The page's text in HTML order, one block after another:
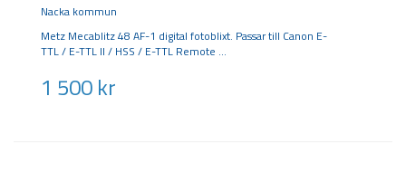
Nacka kommun
Metz Mecablitz 48 AF-1 digital fotoblixt. Passar till Canon E-
TTL / E-TTL II / HSS / E-TTL Remote
1 500kr